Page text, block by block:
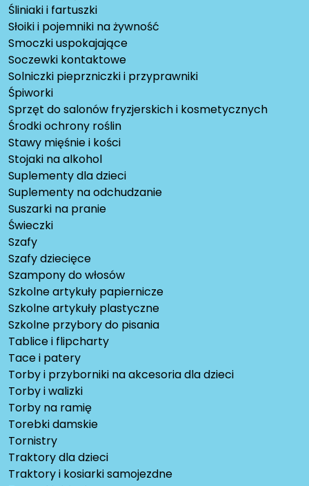
Śliniaki i fartuszki
Słoiki i pojemniki na żywność
Smoczki uspokajające
Soczewki kontaktowe
Solniczki pieprzniczki i przyprawniki
Śpiworki
Sprzęt do salonów fryzjerskich i kosmetycznych
Środki ochrony roślin
Stawy mięśnie i kości
Stojaki na alkohol
Suplementy dla dzieci
Suplementy na odchudzanie
Suszarki na pranie
Świeczki
Szafy
Szafy dziecięce
Szampony do włosów
Szkolne artykuły papiernicze
Szkolne artykuły plastyczne
Szkolne przybory do pisania
Tablice i flipcharty
Tace i patery
Torby i przyborniki na akcesoria dla dzieci
Torby i walizki
Torby na ramię
Torebki damskie
Tornistry
Traktory dla dzieci
Traktory i kosiarki samojezdne